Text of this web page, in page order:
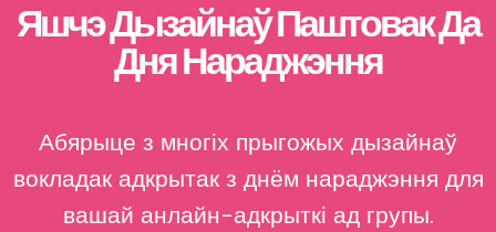
Яшчэ Дызайнаў Паштовак Да
Дня Нараджэння
Абярыце з многіх прыгожых дызайнаў
вокладак адкрытак з днём нараджэння для
вашай анлайн-адкрыткі ад групы.